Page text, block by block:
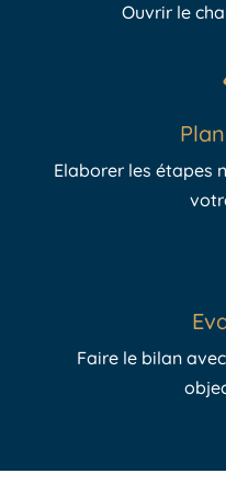
Ouvrir le
Elaborer les étapes
Faire le bilan